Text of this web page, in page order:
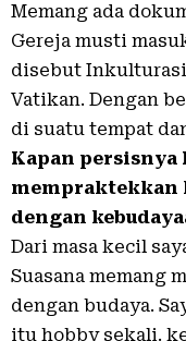
Memang ada
Gereja musti
disebut
Vatikan. Dengan
di suatu tempat
Kapan
mempraktekkan
dengan
Dari masa kecil
Suasana memang
dengan budaya.
itu hobby sekali.